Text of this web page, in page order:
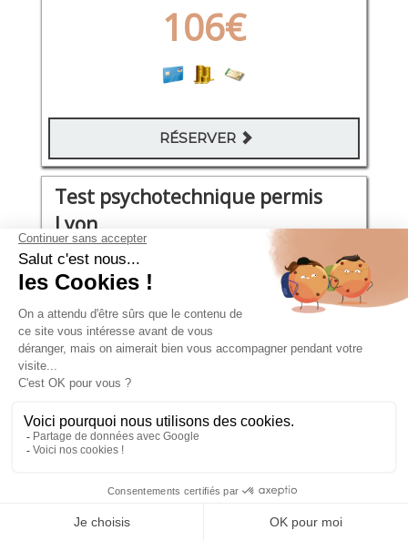
106€
RÉSERVER
Test psychotechnique permis
Lyon
rue Montgolfier 50
Jeudi 27 Août 2026
10:00 - 10:20
106€
Test psychotechnique permis